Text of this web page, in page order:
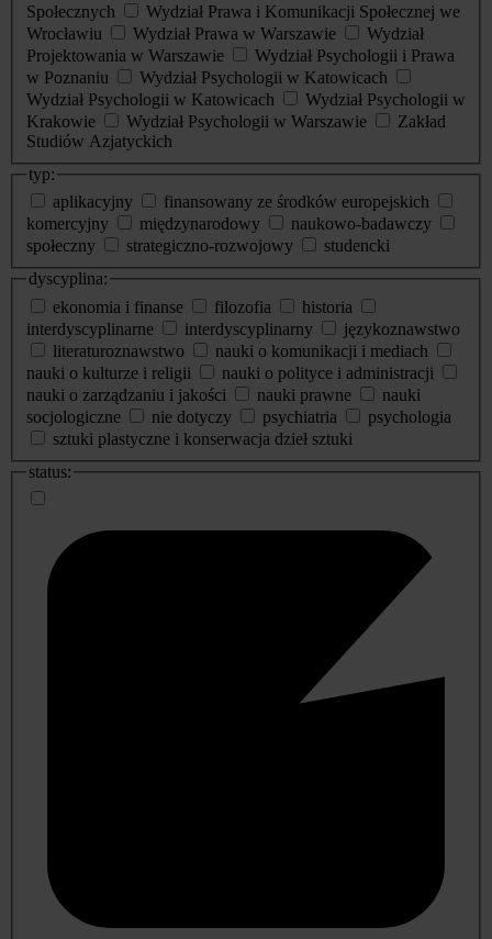
Społecznych
Wydział Prawa i Komunikacji Społecznej we
Wrocławiu
Wydział Prawa w Warszawie
Wydział
Projektowania w Warszawie
Wydział Psychologii i Prawa
w Poznaniu
Wydział Psychologii w Katowicach
Wydział Psychologii w Katowicach
Wydział Psychologii w
Krakowie
Wydział Psychologii w Warszawie
Zakład
Studiów Azjatyckich
typ:
aplikacyjny
finansowany ze środków europejskich
komercyjny
międzynarodowy
naukowo-badawczy
społeczny
strategiczno-rozwojowy
studencki
dyscyplina:
ekonomia i finanse
filozofia
historia
interdyscyplinarne
interdyscyplinarny
językoznawstwo
literaturoznawstwo
nauki o komunikacji i mediach
nauki o kulturze i religii
nauki o polityce i administracji
nauki o zarządzaniu i jakości
nauki prawne
nauki
socjologiczne
nie dotyczy psychiatria
psychologia
sztuki plastyczne i konserwacja dzieł sztuki
status: